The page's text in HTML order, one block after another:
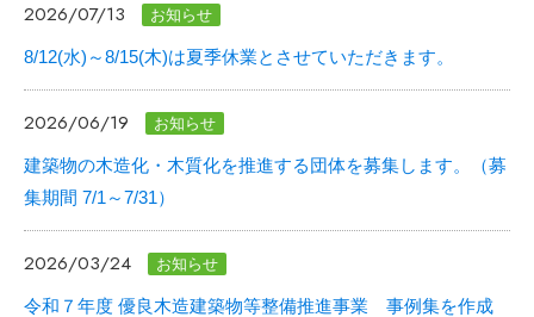
2026/07/13 お知らせ
8/12(水)～8/15(木)は夏季休業とさせていただきます。
2026/06/19 お知らせ
建築物の木造化・木質化を推進する団体を募集します。（募
集期間 7/1～7/31）
2026/03/24 お知らせ
令和７年度 優良木造建築物等整備推進事業 事例集を作成